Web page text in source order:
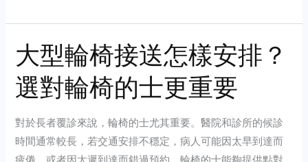
Converter
For
TVs
Monitors
And
Tablets
大型輪椅接送怎樣安排？
選對輪椅的士更重要
對於長者覆診來說，輪椅的士尤其重要。醫院和診所的候診
時間通常較長，若交通安排不穩定，病人可能因太早到達而
疲倦，或者因太遲到達而錯過預約。輪椅的士能夠提供點對